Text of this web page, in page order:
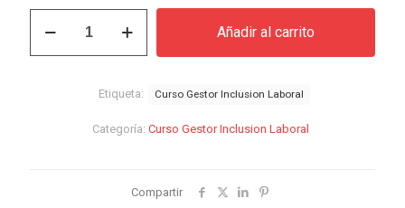
original
era:
actual
Gestor
Añadir al carrito
Categoría: Curso Gestor Inclusion Laboral
Etiqueta: Curso Gestor Inclusion Laboral
Compartir